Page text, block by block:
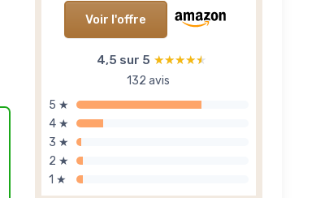
Voir l'offre
4,5 sur 5 ★★★★★
★★★★★
132 avis
5 ★
4 ★
3 ★
2 ★
1 ★